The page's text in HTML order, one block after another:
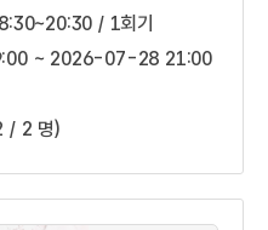
/ 1회기
~ 2026-07-28 21:00
/ 2 명)